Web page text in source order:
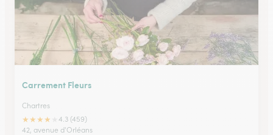
Carrement Fleurs
Chartres
★★★★
4.3 (459)
42, avenue d'Orléans